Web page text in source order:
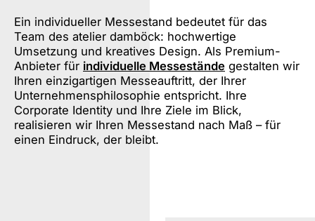
Ein individueller Messestand bedeutet für das
Team des atelier damböck: hochwertige
Umsetzung und kreatives Design. Als Premium-
Anbieter für individuelle Messestände gestalten wir
Ihren einzigartigen Messeauftritt, der Ihrer
Unternehmensphilosophie entspricht. Ihre
Corporate Identity und Ihre Ziele im Blick,
realisieren wir Ihren Messestand nach Maß – für
einen Eindruck, der bleibt.